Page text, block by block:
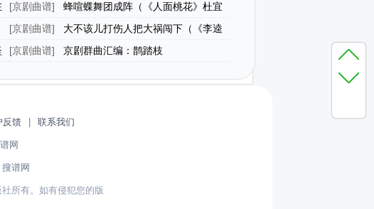
[京剧曲谱]
蜂喧蝶舞团成阵（《人面桃花》杜宜
春唱腔）
[京剧曲谱]
大不该儿打伤人把大祸闯下（《李逵
探母》选段、琴谱、恒流星制谱版）
[京剧曲谱] 京剧群曲汇编：鹊踏枝
反馈 联系我们
网
谱网
所有。如有侵犯您的版